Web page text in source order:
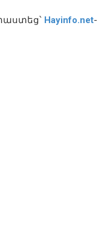
Hayinfo.net-